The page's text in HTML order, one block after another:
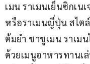
เมน ราเมนเย็นซิกเ
หรือราเมนญี่ปุ่น สไต
ต้มยำ ชาชูเมน ราเม
ด้วยเมนูอาหารทานเ